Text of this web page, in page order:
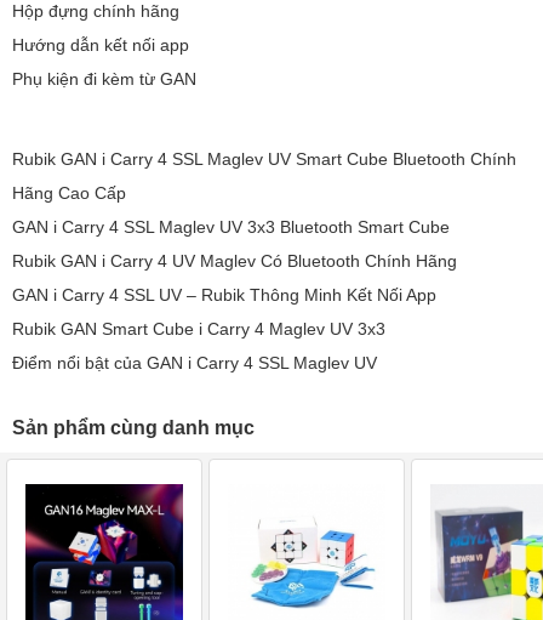
Hộp đựng chính hãng
Hướng dẫn kết nối app
Phụ kiện đi kèm từ GAN
Rubik GAN i Carry 4 SSL Maglev UV Smart Cube Bluetooth Chính
Hãng Cao Cấp
GAN i Carry 4 SSL Maglev UV 3x3 Bluetooth Smart Cube
Rubik GAN i Carry 4 UV Maglev Có Bluetooth Chính Hãng
GAN i Carry 4 SSL UV – Rubik Thông Minh Kết Nối App
Rubik GAN Smart Cube i Carry 4 Maglev UV 3x3
Điểm nổi bật của GAN i Carry 4 SSL Maglev UV
Sản phẩm cùng danh mục